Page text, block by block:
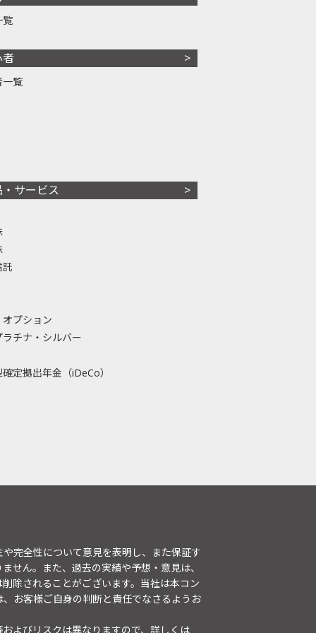
覧
一覧
サービス
託
プション
ラチナ・シルバー
定拠出年金（iDeCo）
完全性について意見を表明し、また保証す
せん。また、過去の実績や予想・意見は、
除されることがございます。当社は本コン
お客様ご自身の判断と責任でなさるようお
よびリスクは異なりますので、詳しくは